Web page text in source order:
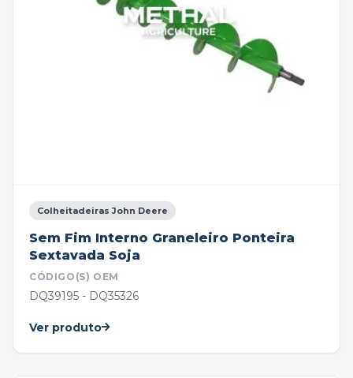
Colheitadeiras John Deere
Sem Fim Interno Graneleiro Ponteira
Sextavada Soja
CÓDIGO(S) OEM
DQ39195 - DQ35326
Ver produto